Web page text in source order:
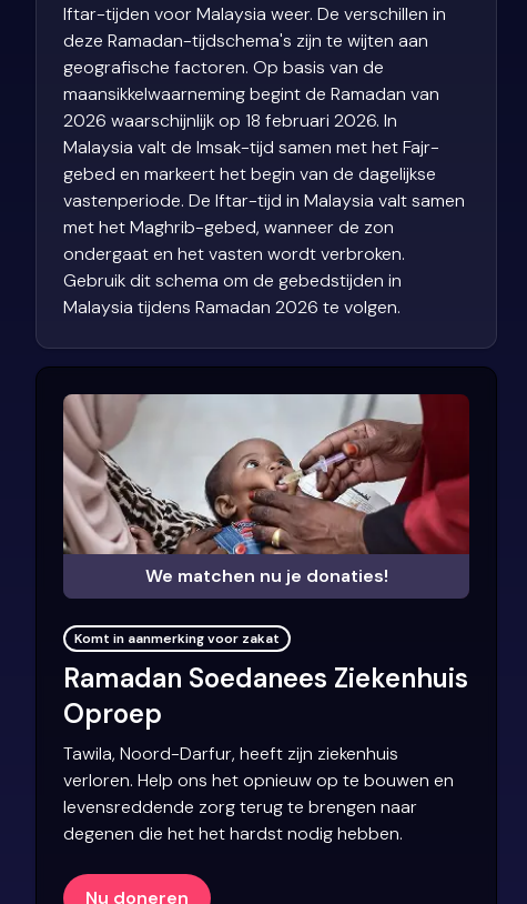
Iftar-tijden voor Malaysia weer. De verschillen in
deze Ramadan-tijdschema's zijn te wijten aan
geografische factoren. Op basis van de
maansikkelwaarneming begint de Ramadan van
2026 waarschijnlijk op 18 februari 2026. In
Malaysia valt de Imsak-tijd samen met het Fajr-
gebed en markeert het begin van de dagelijkse
vastenperiode. De Iftar-tijd in Malaysia valt samen
met het Maghrib-gebed, wanneer de zon
ondergaat en het vasten wordt verbroken.
Gebruik dit schema om de gebedstijden in
Malaysia tijdens Ramadan 2026 te volgen.
We matchen nu je donaties!
Komt in aanmerking voor zakat
Ramadan Soedanees Ziekenhuis
Oproep
Tawila, Noord-Darfur, heeft zijn ziekenhuis
verloren. Help ons het opnieuw op te bouwen en
levensreddende zorg terug te brengen naar
degenen die het het hardst nodig hebben.
Nu doneren